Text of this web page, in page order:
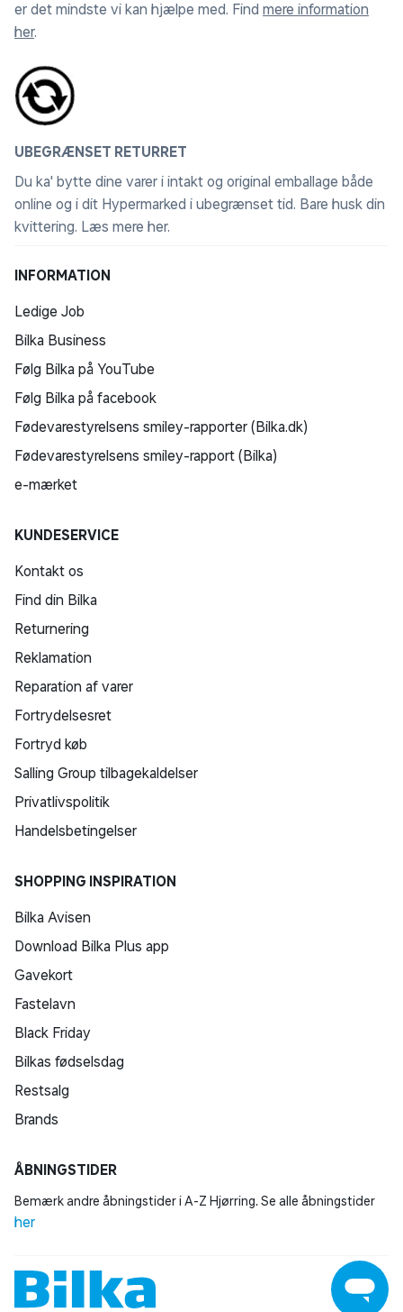
er det mindste vi kan hjælpe med. Find mere information
her.
UBEGRÆNSET RETURRET
Du ka' bytte dine varer i intakt og original emballage både
online og i dit Hypermarked i ubegrænset tid. Bare husk din
kvittering. Læs mere her.
INFORMATION
Ledige Job
Bilka Business
Følg Bilka på YouTube
Følg Bilka på facebook
Fødevarestyrelsens smiley-rapporter (Bilka.dk)
Fødevarestyrelsens smiley-rapport (Bilka)
e-mærket
KUNDESERVICE
Kontakt os
Find din Bilka
Returnering
Reklamation
Reparation af varer
Fortrydelsesret
Fortryd køb
Salling Group tilbagekaldelser
Privatlivspolitik
Handelsbetingelser
SHOPPING INSPIRATION
Bilka Avisen
Download Bilka Plus app
Gavekort
Fastelavn
Black Friday
Bilkas fødselsdag
Restsalg
Brands
ÅBNINGSTIDER
Bemærk andre åbningstider i A-Z Hjørring. Se alle åbningstider
her